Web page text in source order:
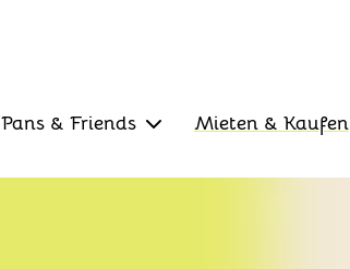
Pans & Friends Mieten & Kaufen